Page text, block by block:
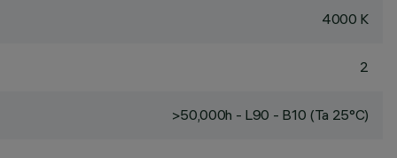
4000 K
2
>50,000h - L90 - B10 (Ta 25°C)